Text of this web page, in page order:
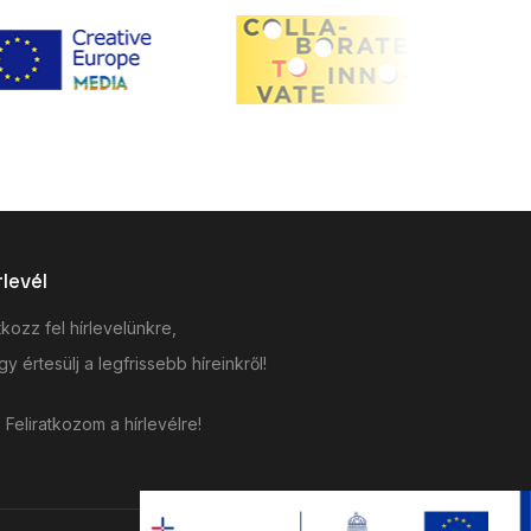
fel hírlevelünkre,
értesülj a legfrissebb híreinkről!
Feliratkozom a hírlevélre!